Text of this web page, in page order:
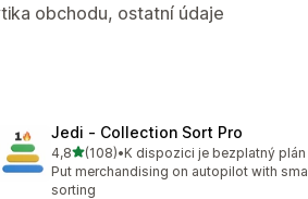
obchodu, ostatní údaje
Jedi ‑ Collection Sort Pro
4,8z 5 hvězd
(108)
Celkový počet recenzí: 108
•K dispozici je bezplatný plán
Put merchandising on autopilot with
sorting